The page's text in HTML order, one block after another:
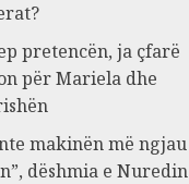
pretencën, ja çfarë
për Mariela dhe
makinën më ngjau
dëshmia e Nuredin